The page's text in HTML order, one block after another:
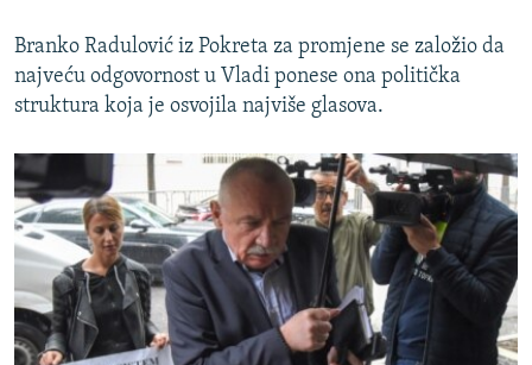
Branko Radulović iz Pokreta za promjene se založio da
najveću odgovornost u Vladi ponese ona politička
struktura koja je osvojila najviše glasova.